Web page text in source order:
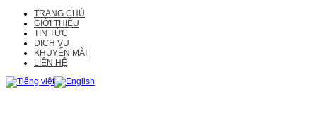
TRANG CHỦ
GIỚI THIỆU
TIN TỨC
DỊCH VỤ
KHUYẾN MÃI
LIÊN HỆ